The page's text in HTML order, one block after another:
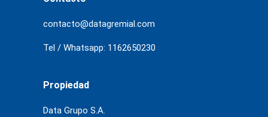
contacto@datagremial.com
Tel / Whatsapp: 1162650230
Propiedad
Data Grupo S.A.